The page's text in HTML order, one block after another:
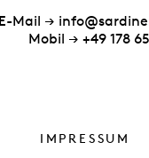
E-Mail →
Mobil → +49 178
IMPRESSUM